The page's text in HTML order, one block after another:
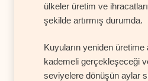
ülkeler üretim ve
şekilde artırmış durumda.
Kuyuların yeniden üretime
kademeli gerçekleşeceği
seviyelere dönüşün aylar